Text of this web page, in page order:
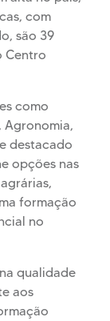
com
são 39
Centro
como
Agronomia,
destacado
opções nas
formação
no
qualidade
aos